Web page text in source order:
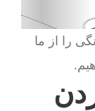
را از ما